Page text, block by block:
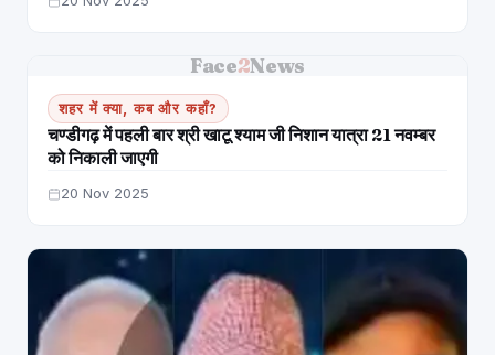
Face2News
शहर में क्या, कब और कहाँ?
चण्डीगढ़ में पहली बार श्री खाटू श्याम जी निशान यात्रा 21 नवम्बर
को निकाली जाएगी
20 Nov 2025